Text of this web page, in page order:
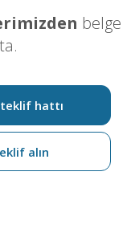
belge
hattı
alın